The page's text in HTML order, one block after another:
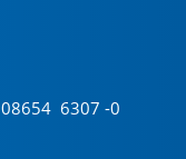
08654 6307 -0